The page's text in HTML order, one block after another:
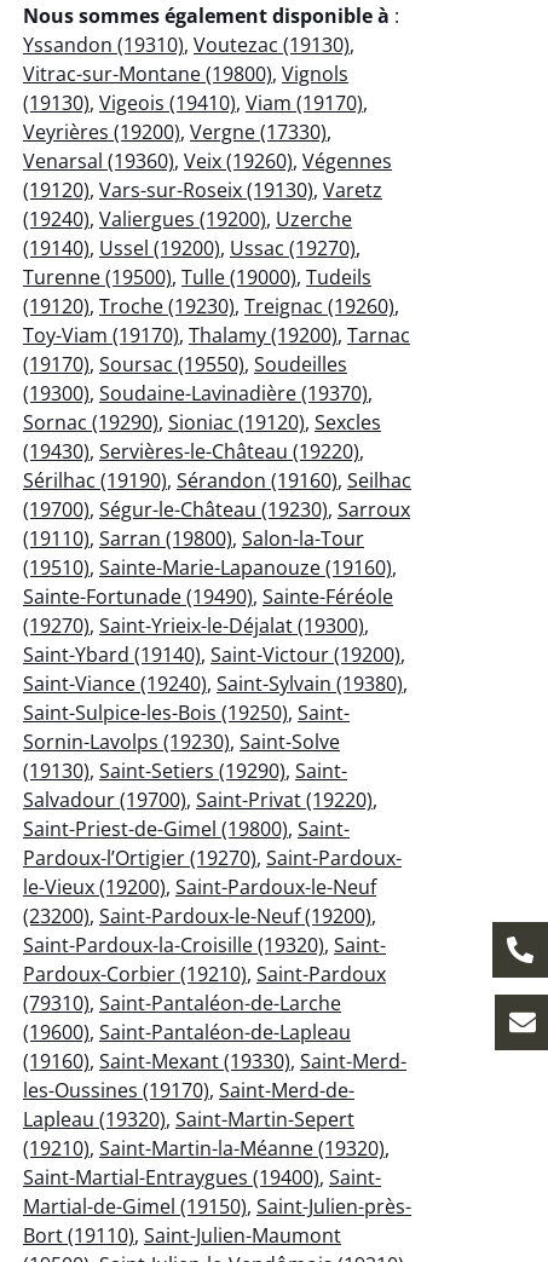
Nous sommes également disponible à :
Yssandon (19310), Voutezac (19130),
Vitrac-sur-Montane (19800), Vignols
(19130), Vigeois (19410), Viam (19170),
Veyrières (19200), Vergne (17330),
Venarsal (19360), Veix (19260), Végennes
(19120), Vars-sur-Roseix (19130), Varetz
(19240), Valiergues (19200), Uzerche
(19140), Ussel (19200), Ussac (19270),
Turenne (19500), Tulle (19000), Tudeils
(19120), Troche (19230), Treignac (19260),
Toy-Viam (19170), Thalamy (19200), Tarnac
(19170), Soursac (19550), Soudeilles
(19300), Soudaine-Lavinadière (19370),
Sornac (19290), Sioniac (19120), Sexcles
(19430), Servières-le-Château (19220),
Sérilhac (19190), Sérandon (19160), Seilhac
(19700), Ségur-le-Château (19230), Sarroux
(19110), Sarran (19800), Salon-la-Tour
(19510), Sainte-Marie-Lapanouze (19160),
Sainte-Fortunade (19490), Sainte-Féréole
(19270), Saint-Yrieix-le-Déjalat (19300),
Saint-Ybard (19140), Saint-Victour (19200),
Saint-Viance (19240), Saint-Sylvain (19380),
Saint-Sulpice-les-Bois (19250), Saint-
Sornin-Lavolps (19230), Saint-Solve
(19130), Saint-Setiers (19290), Saint-
Salvadour (19700), Saint-Privat (19220),
Saint-Priest-de-Gimel (19800), Saint-
Pardoux-l’Ortigier (19270), Saint-Pardoux-
le-Vieux (19200), Saint-Pardoux-le-Neuf
(23200), Saint-Pardoux-le-Neuf (19200),
Saint-Pardoux-la-Croisille (19320), Saint-
Pardoux-Corbier (19210), Saint-Pardoux
(79310), Saint-Pantaléon-de-Larche
(19600), Saint-Pantaléon-de-Lapleau
(19160), Saint-Mexant (19330), Saint-Merd-
les-Oussines (19170), Saint-Merd-de-
Lapleau (19320), Saint-Martin-Sepert
(19210), Saint-Martin-la-Méanne (19320),
Saint-Martial-Entraygues (19400), Saint-
Martial-de-Gimel (19150), Saint-Julien-près-
Bort (19110), Saint-Julien-Maumont